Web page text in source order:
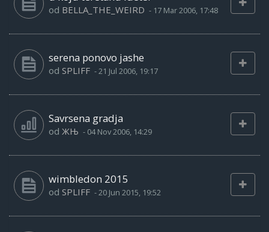
od BELLA_THE_WEIRD - 17 Mar 2006, 17:48
serena ponovo jashe
od SPLIFF -21 Jul 2006, 19:17
Savrsena gradja
od ЖЊ - 04 Nov 2006, 14:29
wimbledon 2015
od SPLIFF -20 Jun 2015, 19:52